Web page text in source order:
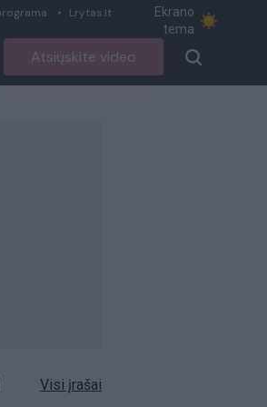
Lrytas.lt
Ekrano
tema
Atsiųskite video
Visi įrašai